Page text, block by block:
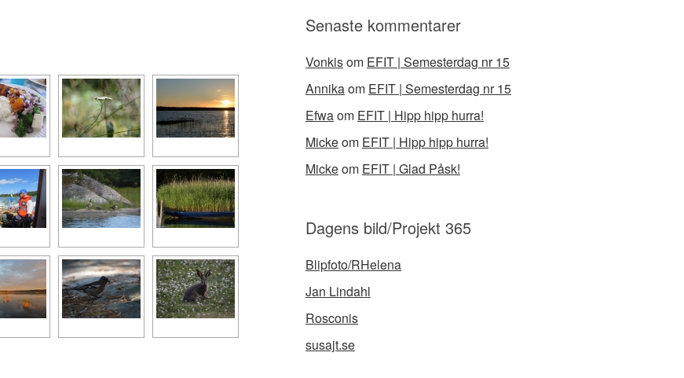
Senaste kommentarer
Vonkisom EFIT | Semesterdag nr 15
Annikaom EFIT | Semesterdag nr 15
Efwaom EFIT | Hipp hipp hurra!
Mickeom EFIT | Hipp hipp hurra!
Mickeom EFIT | Glad Påsk!
Dagens bild/Projekt 365
Blipfoto/RHelena
Jan Lindahl
Rosconis
susajt.se